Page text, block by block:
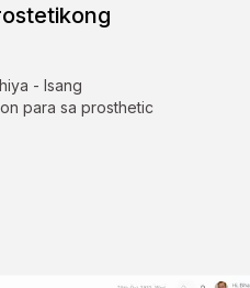
- Isang
para sa prosthetic